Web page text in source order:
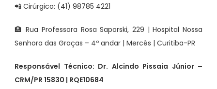
📲 Cirúrgico: (41) 98785 4221
🏥 Rua Professora Rosa Saporski, 229 | Hospital Nossa
Senhora das Graças – 4º andar | Mercês | Curitiba-PR
Responsável Técnico: Dr. Alcindo Pissaia Júnior –
CRM/PR 15830 | RQE10684